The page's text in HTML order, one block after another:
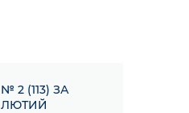
№ 2 (113) ЗА
ЛЮТИЙ